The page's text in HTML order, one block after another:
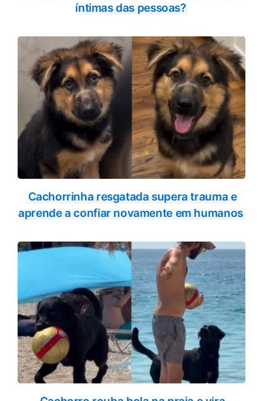
íntimas das pessoas?
Cachorrinha resgatada supera trauma e
aprende a confiar novamente em humanos